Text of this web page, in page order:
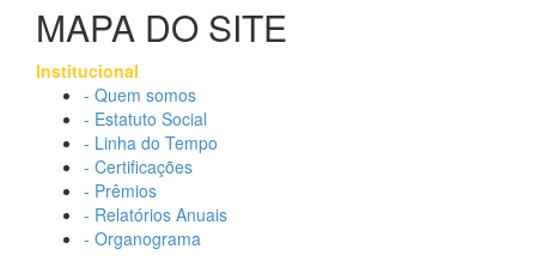
MAPA DO SITE
Institucional
- Quem somos
- Estatuto Social
- Linha do Tempo
- Certificações
- Prêmios
- Relatórios Anuais
- Organograma